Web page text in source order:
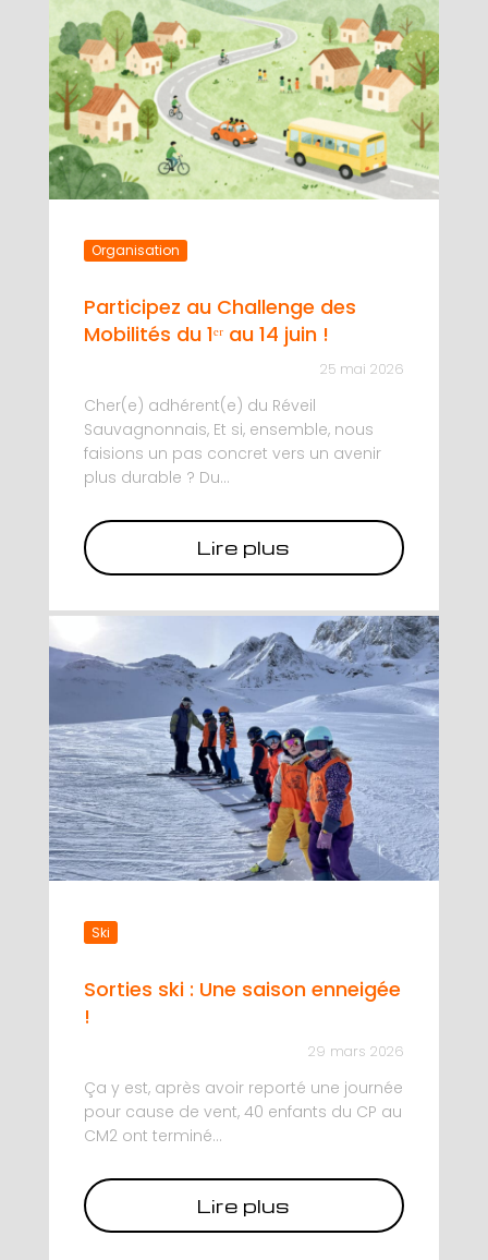
Organisation
Participez au Challenge des
Mobilités du 1ᵉʳ au 14 juin !
25 mai 2026
Cher(e) adhérent(e) du Réveil
Sauvagnonnais, Et si, ensemble, nous
faisions un pas concret vers un avenir
plus durable ? Du...
Lire plus
Ski
Sorties ski : Une saison enneigée
!
29 mars 2026
Ça y est, après avoir reporté une journée
pour cause de vent, 40 enfants du CP au
CM2 ont terminé...
Lire plus